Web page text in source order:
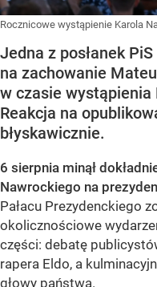
Rocznicowe wystąpienie Karola
Jedna z posłanek
na zachowanie
w czasie wystąpienia
Reakcja na
błyskawicznie.
6 sierpnia minął
Nawrockiego na
Pałacu Prezydenckiego
okolicznościowe
części: debatę
rapera Eldo, a
głowy państwa.